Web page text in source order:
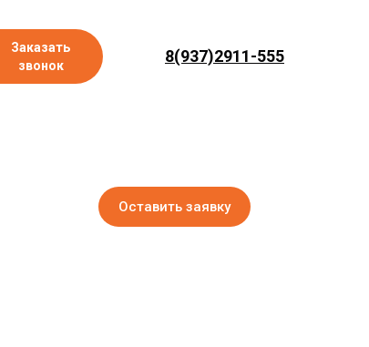
Заказать
звонок
8(937)2911-555
Оставить заявку